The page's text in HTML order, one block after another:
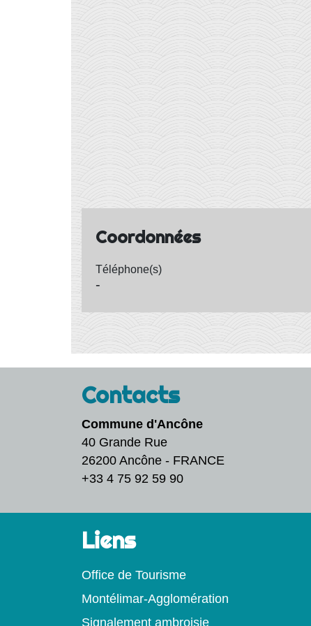
Coordonnées
Téléphone(s)
-
Contacts
Commune d'Ancône
40 Grande Rue
26200 Ancône - FRANCE
+33 4 75 92 59 90
Liens
Office de Tourisme
Montélimar-Agglomération
Signalement ambroisie